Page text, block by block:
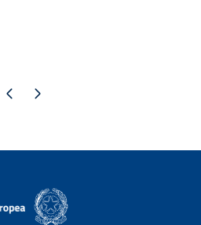
precedente
Pagina successiva